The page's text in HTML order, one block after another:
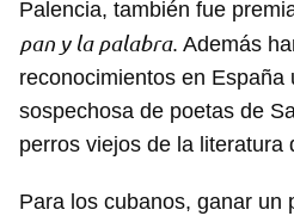
Palencia, también fue
pan y la palabra. Además
reconocimientos en España
sospechosa de poetas de
perros viejos de la literatura
Para los cubanos, ganar un